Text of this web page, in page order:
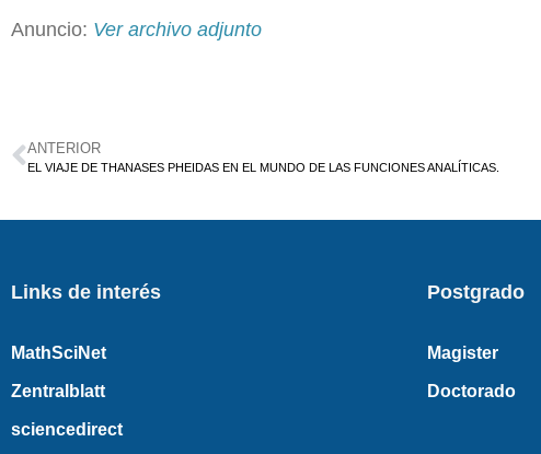
Anuncio: Ver archivo adjunto
ANTERIOR
EL VIAJE DE THANASES PHEIDAS EN EL MUNDO DE LAS FUNCIONES ANALÍTICAS.
Links de interés
MathSciNet
Zentralblatt
sciencedirect
Postgrado
Magister
Doctorado